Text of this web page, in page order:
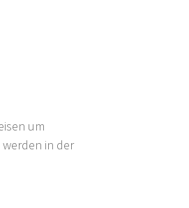
um
in der